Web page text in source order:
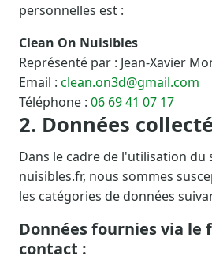
personnelles est :
Clean On Nuisibles
Représenté par : Jean-Xavier
Email : clean.on3d@gmail.com
Téléphone : 06 69 41 07 17
2. Données
Dans le cadre de l'utilisation
nuisibles.fr, nous sommes
les catégories de données
Données fournies via le
contact :